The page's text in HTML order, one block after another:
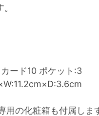
ード10 ポケット:3
用の化粧箱も付属しま